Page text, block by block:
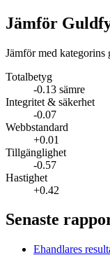
Jämför
Jämför med kategorins
Totalbetyg
-0.13 sämre
Integritet & säkerhet
-0.07
Webbstandard
+0.01
Tillgänglighet
-0.57
Hastighet
+0.42
Senaste
Ehandlares